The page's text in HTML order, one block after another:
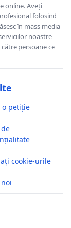
online. Aveți
folosind
în mass media
noastre
persoane ce
petiție
cookie-urile